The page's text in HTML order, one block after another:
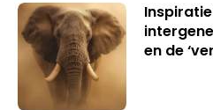
en de